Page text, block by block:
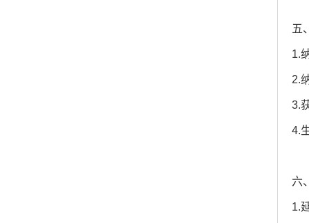
五
1.
2.
3.
4.
六
1.